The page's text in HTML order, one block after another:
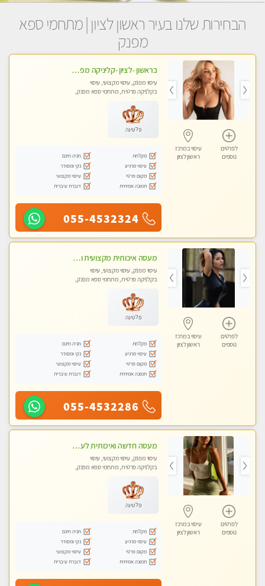
הבחירות שלנו בעיר ראשון לציון | מתחמי ספא
מפנק
לפרטים
נוספים
עיסוי במרכז
ראשון לציון
בראשון -לציון -קליניקה מפוארת צוות צעיר ומקצועי לעיסוי VIP באווירה חמה ונעימה מומלץ ביותר! חוויה מפנקת מאוד ... ללא מין !!
עיסוי מפנק, עיסוי מקצועי, עיסוי
בקלניקה פרטית, מתחמי ספא מפנק,
פלטינה
מקלחת
חניה חינם
עיסוי מרגיע
נקי ומסודר
מקום פרטי
עיסוי מקצועי
תמונה אמיתית
דוברת עיברית
055-4532324
לפרטים
נוספים
עיסוי במרכז
ראשון לציון
מעסה איכותית מקצועית ומפנקת מאוד- ללא מין !!!
עיסוי מפנק, עיסוי מקצועי, עיסוי
בקלניקה פרטית, מתחמי ספא מפנק,
פלטינה
מקלחת
חניה חינם
עיסוי מרגיע
נקי ומסודר
מקום פרטי
עיסוי מקצועי
תמונה אמיתית
דוברת עיברית
055-4532286
לפרטים
נוספים
עיסוי במרכז
ראשון לציון
מעסה חדשה ואיכותית לעיסוי מרגיע ומפנק VIP-מומלץ לחלוטין! פרטי! ​​​​​​ Highly recommended
עיסוי מפנק, עיסוי מקצועי, עיסוי
בקלניקה פרטית, מתחמי ספא מפנק,
פלטינה
מקלחת
חניה חינם
עיסוי מרגיע
נקי ומסודר
מקום פרטי
עיסוי מקצועי
תמונה אמיתית
דוברת עיברית